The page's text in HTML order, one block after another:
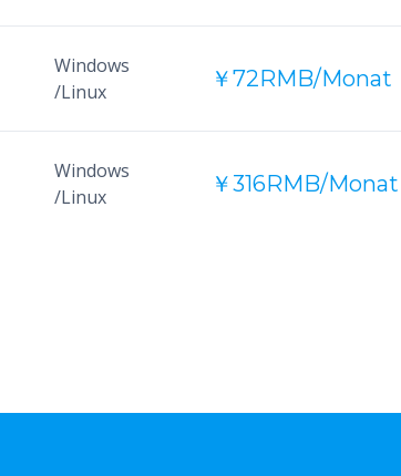
Windows
/Linux
￥72RMB/Monat
Windows
/Linux
￥316RMB/Monat